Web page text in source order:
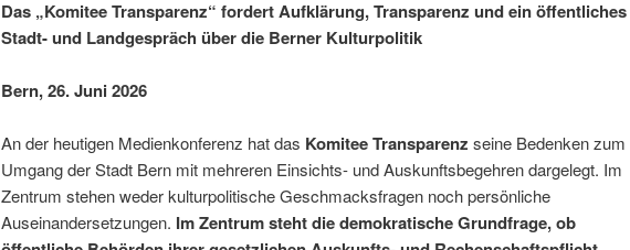
Das „Komitee Transparenz“ fordert Aufklärung, Transparenz und ein öffentliches
Stadt- und Landgespräch über die Berner Kulturpolitik
Bern, 26. Juni 2026
An der heutigen Medienkonferenz hat das Komitee Transparenz seine Bedenken zum
Umgang der Stadt Bern mit mehreren Einsichts- und Auskunftsbegehren dargelegt. Im
Zentrum stehen weder kulturpolitische Geschmacksfragen noch persönliche
Auseinandersetzungen. Im Zentrum steht die demokratische Grundfrage, ob